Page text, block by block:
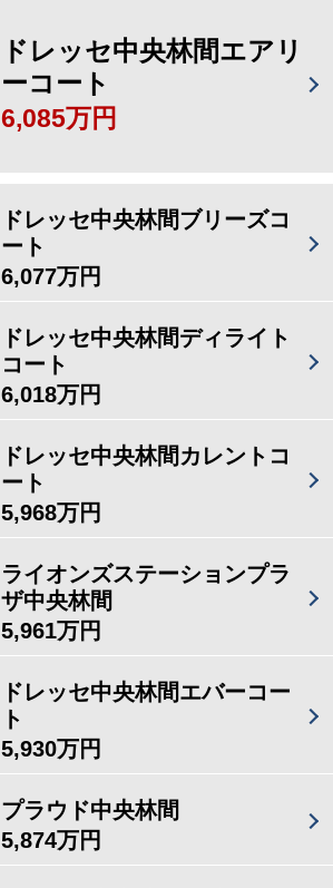
ドレッセ中央林間エアリ
ーコート
6,085万円
ドレッセ中央林間ブリーズコ
ート
6,077万円
ドレッセ中央林間ディライト
コート
6,018万円
ドレッセ中央林間カレントコ
ート
5,968万円
ライオンズステーションプラ
ザ中央林間
5,961万円
ドレッセ中央林間エバーコー
ト
5,930万円
プラウド中央林間
5,874万円